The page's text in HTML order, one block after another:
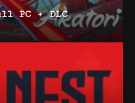
PC + DLC